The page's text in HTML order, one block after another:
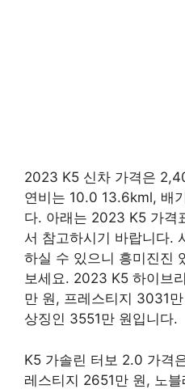
2023 K5 신차 가격은
연비는 10.0 13.6kml, 배
다. 아래는 2023 K5 가격
서 참고하시기 바랍니다.
하실 수 있으니 흥미진진
보세요. 2023 K5 하이브
만 원, 프레스티지 3031
상징인 3551만 원입니다.
K5 가솔린 터보 2.0 가격
레스티지 2651만 원, 노